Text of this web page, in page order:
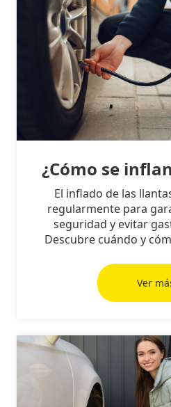
¿Cómo se
El inflado de las
regularmente para
seguridad y evitar
Descubre cuándo y
Ver